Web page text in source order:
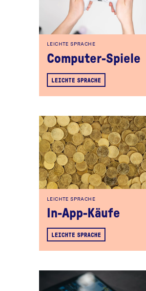
LEICHTE SPRACHE
Computer-Spiele
LEICHTE SPRACHE
LEICHTE SPRACHE
In-App-Käufe
LEICHTE SPRACHE